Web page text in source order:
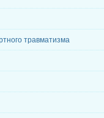
травматизма